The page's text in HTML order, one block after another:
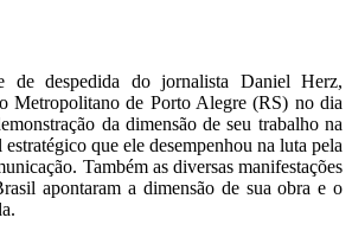
de despedida do jornalista Daniel Herz,
Metropolitano de Porto Alegre (RS) no dia
da dimensão de seu trabalho na
que ele desempenhou na luta pela
Também as diversas manifestações
apontaram a dimensão de sua obra e o